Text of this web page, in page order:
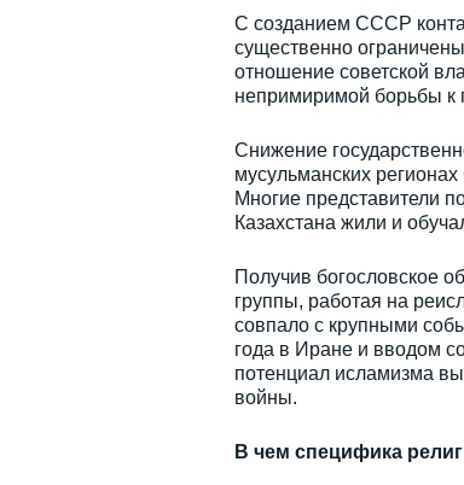
С созданием СССР
существенно
отношение советской
непримиримой борьбы к
Снижение
мусульманских
Многие представители
Казахстана жили и
Получив богословское
группы, работая на
совпало с крупными
года в Иране и вводом
потенциал исламизма
войны.
В чем специфика